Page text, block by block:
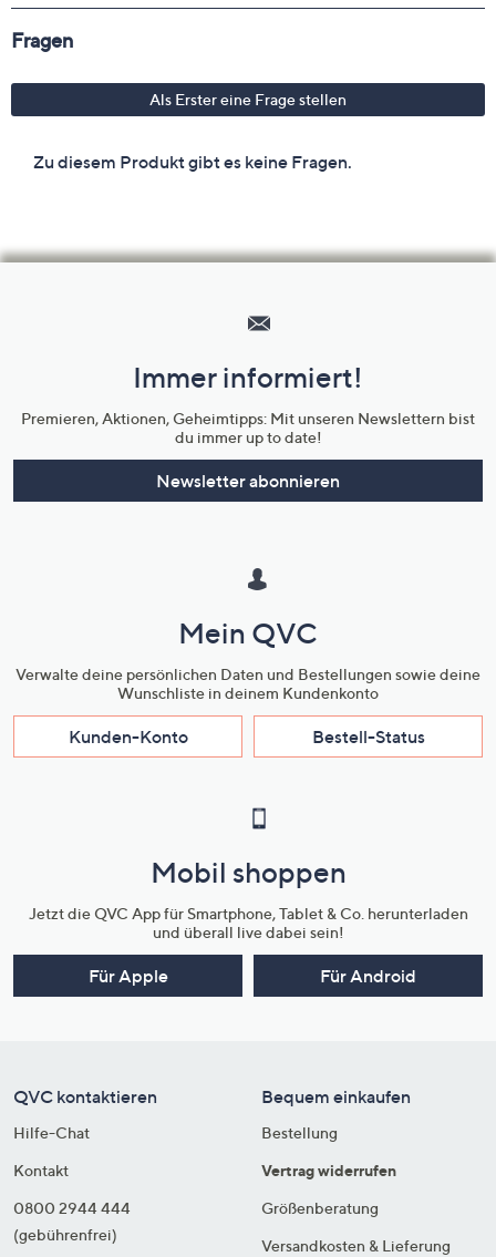
Unternehmensinformationen
Immer informiert!
Premieren, Aktionen, Geheimtipps: Mit unseren Newslettern bist
du immer up to date!
Newsletter abonnieren
Mein QVC
Verwalte deine persönlichen Daten und Bestellungen sowie deine
Wunschliste in deinem Kundenkonto
Kunden-Konto Bestell-Status
Mobil shoppen
Jetzt die QVC App für Smartphone, Tablet & Co. herunterladen
und überall live dabei sein!
Für Apple Für Android
QVC kontaktieren
Hilfe-Chat
Kontakt
0800 2944 444
(gebührenfrei)
Bequem einkaufen
Bestellung
Vertrag widerrufen
Größenberatung
Versandkosten & Lieferung